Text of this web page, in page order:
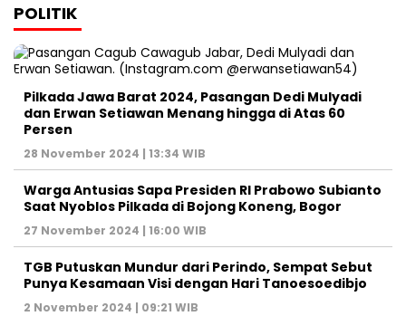
POLITIK
Pilkada Jawa Barat 2024, Pasangan Dedi Mulyadi
dan Erwan Setiawan Menang hingga di Atas 60
Persen
28 November 2024 | 13:34 WIB
Warga Antusias Sapa Presiden RI Prabowo Subianto
Saat Nyoblos Pilkada di Bojong Koneng, Bogor
27 November 2024 | 16:00 WIB
TGB Putuskan Mundur dari Perindo, Sempat Sebut
Punya Kesamaan Visi dengan Hari Tanoesoedibjo
2 November 2024 | 09:21 WIB